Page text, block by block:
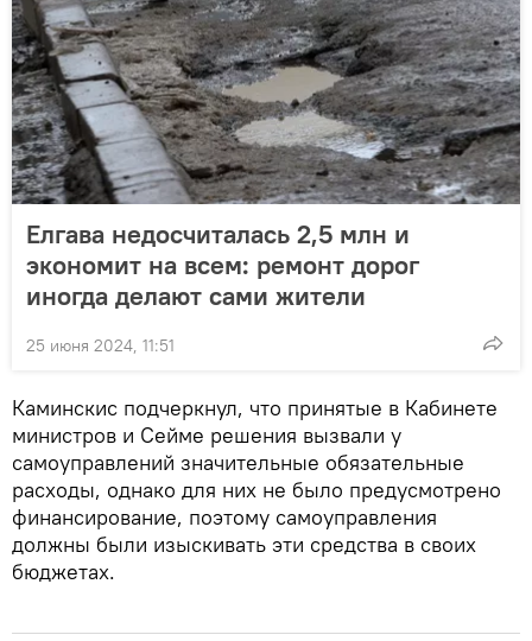
Елгава недосчиталась 2,5 млн и
экономит на всем: ремонт дорог
иногда делают сами жители
25 июня 2024, 11:51
Каминскис подчеркнул, что принятые в Кабинете
министров и Сейме решения вызвали у
самоуправлений значительные обязательные
расходы, однако для них не было предусмотрено
финансирование, поэтому самоуправления
должны были изыскивать эти средства в своих
бюджетах.